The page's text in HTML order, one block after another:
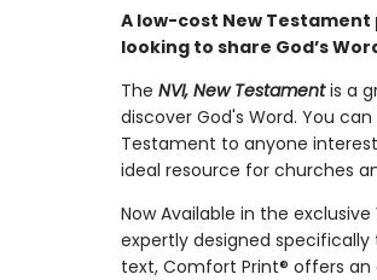
A low-cost New
looking to share God’s
The NVI, New Testamentis a
discover God's Word. You
Testament to anyone
ideal resource for churches
Now Available in the
expertly designed specifically
text, Comfort Print® offers